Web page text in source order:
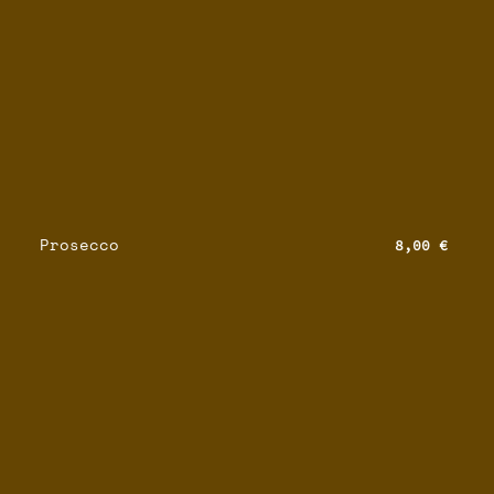
Prosecco 8,00 €